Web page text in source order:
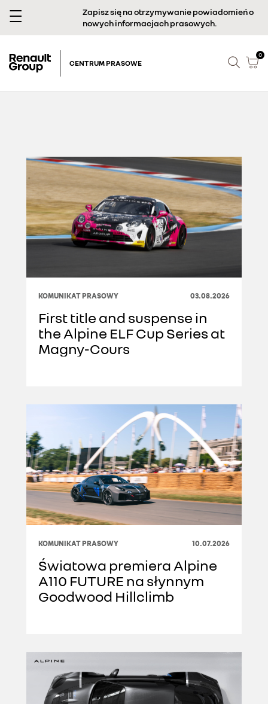
Zapisz się na otrzymywanie powiadomień o
nowych informacjach prasowych.
CENTRUM PRASOWE
0
KOMUNIKAT PRASOWY 03.08.2026
First title and suspense in
the Alpine ELF Cup Series at
Magny-Cours
KOMUNIKAT PRASOWY 10.07.2026
Światowa premiera Alpine
A110 FUTURE na słynnym
Goodwood Hillclimb